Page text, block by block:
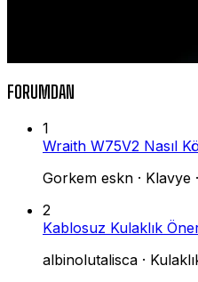
FORUMDAN
1
Wraith W75V2 Nasıl
Gorkem eskn · Klavye ·
2
Kablosuz Kulaklık
albinolutalisca ·